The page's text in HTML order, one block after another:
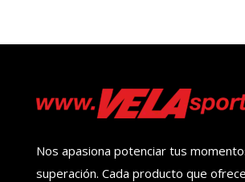
Nos apasiona potenciar tus
superación. Cada producto que